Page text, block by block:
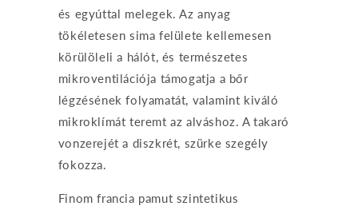
és egyúttal melegek. Az anyag
tökéletesen sima felülete kellemesen
körülöleli a hálót, és természetes
mikroventilációja támogatja a bőr
légzésének folyamatát, valamint kiváló
mikroklímát teremt az alváshoz. A takaró
vonzerejét a diszkrét, szürke szegély
fokozza.
Finom francia pamut szintetikus